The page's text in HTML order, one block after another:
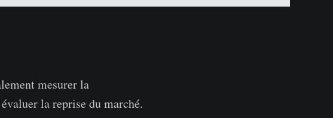
mesurer la
la reprise du marché.